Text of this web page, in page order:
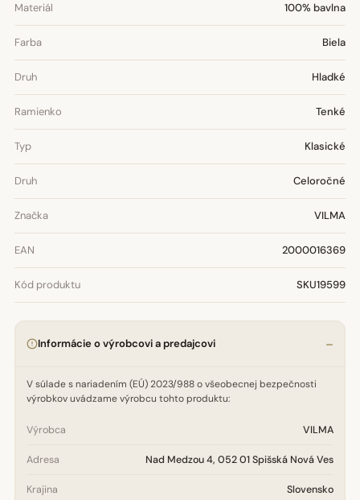
Materiál 100% bavlna
Farba Biela
Druh Hladké
Ramienko Tenké
Typ Klasické
Druh Celoročné
Značka VILMA
EAN 2000016369
Kód produktu SKU19599
Informácie o výrobcovi a predajcovi
V súlade s nariadením (EÚ) 2023/988 o všeobecnej bezpečnosti
výrobkov uvádzame výrobcu tohto produktu:
Výrobca VILMA
Adresa Nad Medzou 4, 052 01 Spišská Nová Ves
Krajina Slovensko